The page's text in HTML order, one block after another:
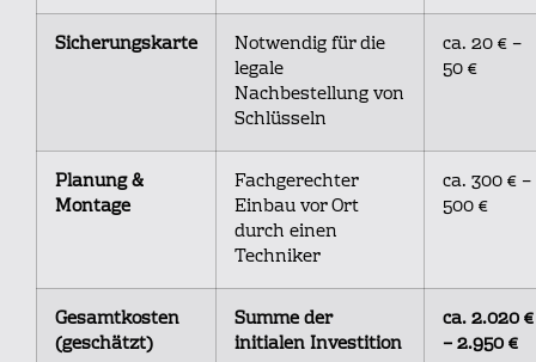
Sicherungskarte
Notwendig für die
legale
Nachbestellung von
Schlüsseln
ca. 20 € –
50 €
Planung &
Montage
Fachgerechter
Einbau vor Ort
durch einen
Techniker
ca. 300 € –
500 €
Gesamtkosten
(geschätzt)
Summe der
initialen Investition
ca. 2.020 €
– 2.950 €